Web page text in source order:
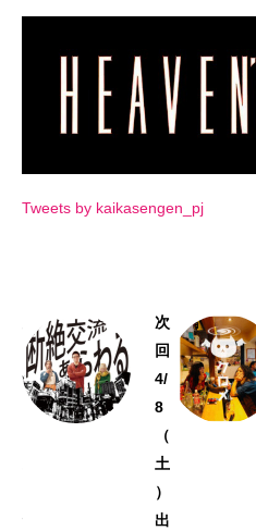
Tweets by kaikasengen_pj
次
回
4/
8
（
土
）
出